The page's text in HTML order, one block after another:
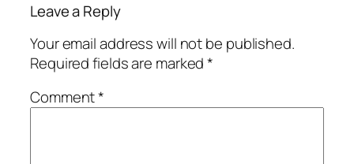
Leave a Reply
Your email address will not be published.
Required fields are marked*
Comment*